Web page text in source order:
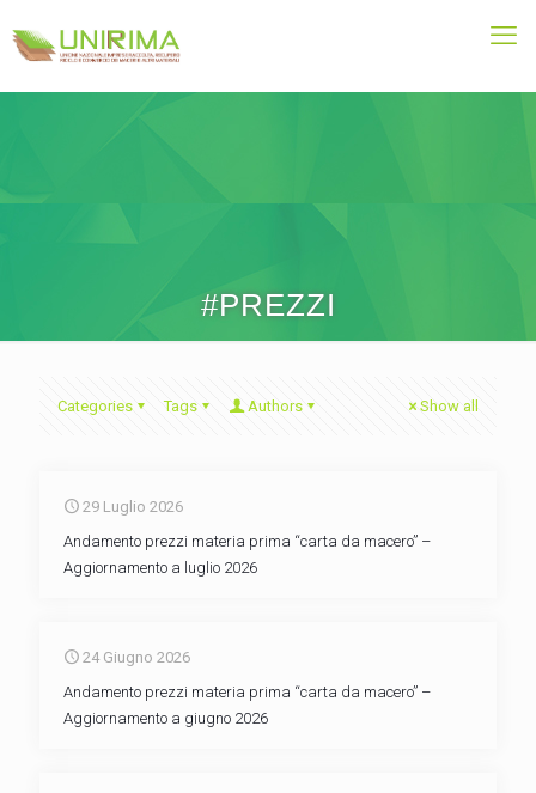
#PREZZI
Categories Tags Authors Show all
29 Luglio 2026
Andamento prezzi materia prima “carta da macero” –
Aggiornamento a luglio 2026
24 Giugno 2026
Andamento prezzi materia prima “carta da macero” –
Aggiornamento a giugno 2026